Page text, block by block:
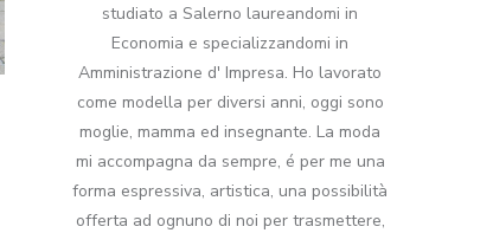
studiato a Salerno laureandomi in
Economia e specializzandomi in
Amministrazione d' Impresa. Ho lavorato
come modella per diversi anni, oggi sono
moglie, mamma ed insegnante. La moda
mi accompagna da sempre, é per me una
forma espressiva, artistica, una possibilità
offerta ad ognuno di noi per trasmettere,